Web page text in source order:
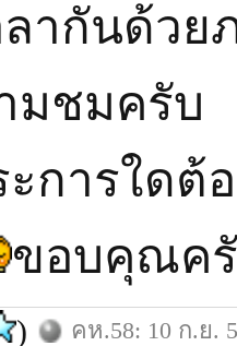
ากันด้วย
มชมครับ
ะการใด
ขอบคุณค
) คห.58: 10 ก.ย.